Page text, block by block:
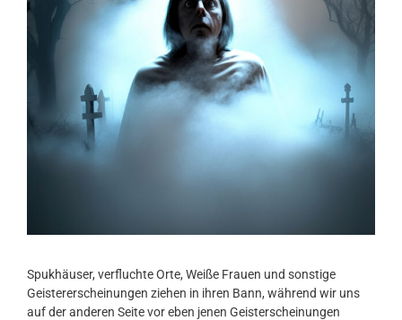
Spukhäuser, verfluchte Orte, Weiße Frauen und sonstige
Geistererscheinungen ziehen in ihren Bann, während wir uns
auf der anderen Seite vor eben jenen Geisterscheinungen